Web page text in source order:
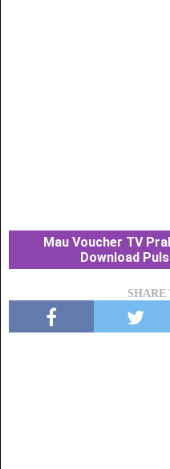
Mau Voucher TV
Download
SHARE